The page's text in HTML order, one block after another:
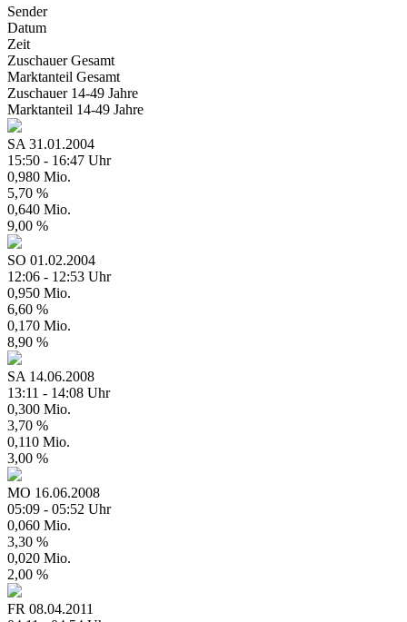
Sender
Datum
Zeit
ZuschauerGesamt
Marktanteil Gesamt
Zuschauer 14-49 Jahre
Marktanteil 14-49 Jahre
SA 31.01.2004
15:50 - 16:47 Uhr
0,980 Mio.
5,70 %
0,640 Mio.
9,00 %
SO 01.02.2004
12:06 - 12:53 Uhr
0,950 Mio.
6,60 %
0,170 Mio.
8,90 %
SA 14.06.2008
13:11 - 14:08 Uhr
0,300 Mio.
3,70 %
0,110 Mio.
3,00 %
MO 16.06.2008
05:09 - 05:52 Uhr
0,060 Mio.
3,30 %
0,020 Mio.
2,00 %
FR 08.04.2011